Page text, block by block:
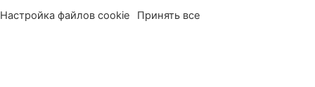
Настройка файлов cookie
Принять все